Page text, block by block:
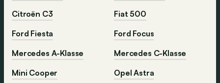
Citroën C3
Fiat 500
Ford Fiesta
Ford Focus
Mercedes A-Klasse
Mercedes C-Klasse
Mini Cooper
Opel Astra